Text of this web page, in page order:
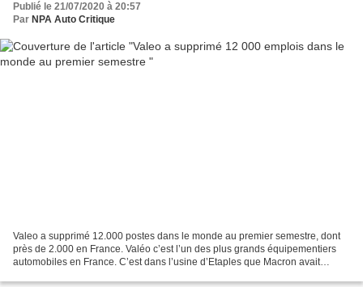
Publié le 21/07/2020 à 20:57
Par NPA Auto Critique
Valeo a supprimé 12.000 postes dans le monde au premier semestre, dont
près de 2.000 en France. Valéo c’est l’un des plus grands équipementiers
automobiles en France. C’est dans l’usine d’Etaples que Macron avait